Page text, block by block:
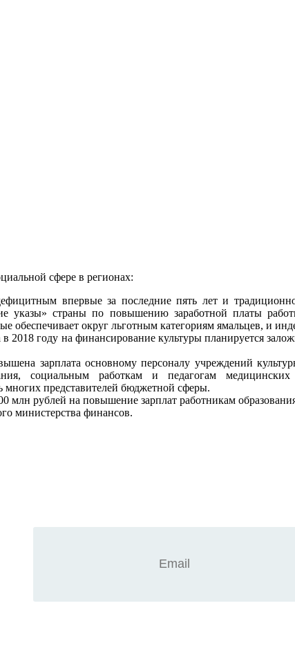
сфере в регионах:
впервые за последние пять лет и
указы» страны по повышению заработной платы
обеспечивает округ льготным категориям ямальцев, и
в 2018 году на финансирование культуры планируется
зарплата основному персоналу учреждений
социальным работкам и педагогам
многих представителей бюджетной сферы.
млн рублей на повышение зарплат работникам
министерства финансов.